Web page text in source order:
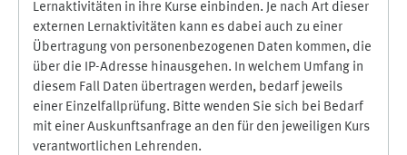
Lernaktivitäten in ihre Kurse einbinden. Je nach Art dieser
externen Lernaktivitäten kann es dabei auch zu einer
Übertragung von personenbezogenen Daten kommen, die
über die IP-Adresse hinausgehen. In welchem Umfang in
diesem Fall Daten übertragen werden, bedarf jeweils
einer Einzelfallprüfung. Bitte wenden Sie sich bei Bedarf
mit einer Auskunftsanfrage an den für den jeweiligen Kurs
verantwortlichen Lehrenden.